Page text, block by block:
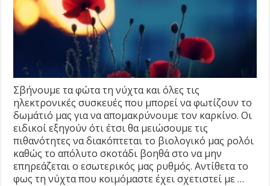
Σβήνουμε τα φώτα τη νύχτα και όλες τις
ηλεκτρονικές συσκευές που μπορεί να φωτίζουν το
δωμάτιό μας για να απομακρύνουμε τον καρκίνο. Οι
ειδικοί εξηγούν ότι έτσι θα μειώσουμε τις
πιθανότητες να διακόπτεται το βιολογικό μας ρολόι
καθώς το απόλυτο σκοτάδι βοηθά στο να μην
επηρεάζεται ο εσωτερικός μας ρυθμός. Αντίθετα το
φως τη νύχτα που κοιμόμαστε έχει σχετιστεί με …